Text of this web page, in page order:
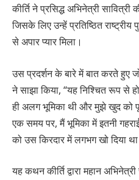
कीर्ति ने प्रसिद्ध अभिनेत्री
जिसके लिए उन्हें प्रतिष्ठित
से अपार प्यार मिला।
उस प्रदर्शन के बारे में बात करते हुए
ने साझा किया, “यह निश्चित रूप से
ही अलग भूमिका थी और मुझे खुद को
एक समय पर, मैं भूमिका में इतनी
को उस किरदार में लगभग खो दिया
यह कथन कीर्ति द्वारा महान